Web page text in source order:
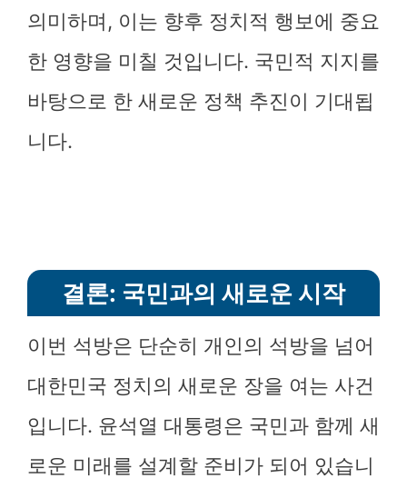
의미하며, 이는 향후 정치적 행보에 중요
한 영향을 미칠 것입니다. 국민적 지지를
바탕으로 한 새로운 정책 추진이 기대됩
니다.
결론: 국민과의 새로운 시작
이번 석방은 단순히 개인의 석방을 넘어
대한민국 정치의 새로운 장을 여는 사건
입니다. 윤석열 대통령은 국민과 함께 새
로운 미래를 설계할 준비가 되어 있습니